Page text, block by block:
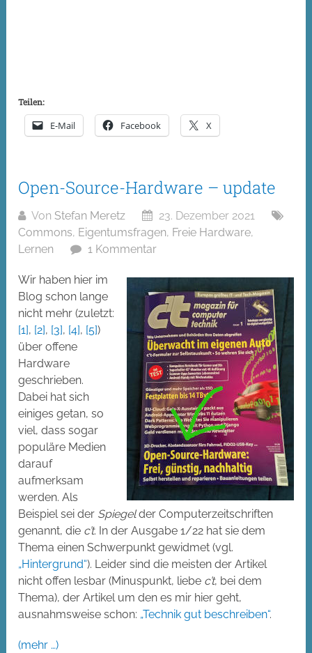
Teilen:
E-Mail Facebook X
Open-Source-Hardware – update
Von Stefan Meretz
23. Dezember 2021
Commons, Eigentumsfragen, Freie Hardware,
Lernen
1 Kommentar
Wir haben hier im
Blog schon lange
nicht mehr (zuletzt:
[1], [2], [3], [4], [5])
über offene
Hardware
geschrieben.
Dabei hat sich
einiges getan, so
viel, dass sogar
populäre Medien
darauf
aufmerksam
werden. Als
Beispiel sei der Spiegelder Computerzeitschriften
genannt, die c’t. In der Ausgabe 1/22 hat sie dem
Thema einen Schwerpunkt gewidmet (vgl.
„Hintergrund“). Leider sind die meisten der Artikel
nicht offen lesbar (Minuspunkt, liebe c’t, bei dem
Thema), der Artikel um den es mir hier geht,
ausnahmsweise schon: „Technik gut beschreiben“.
(mehr …)